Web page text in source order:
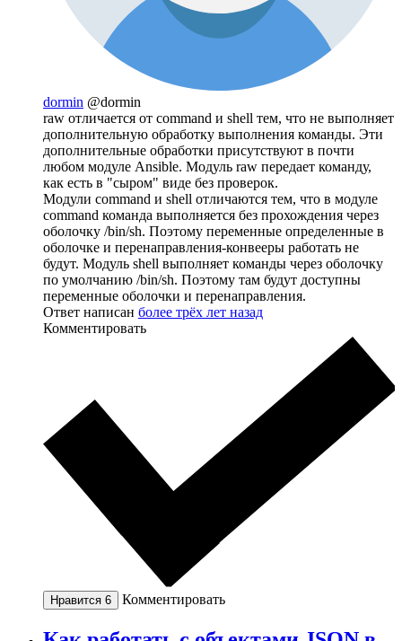
dormin @dormin
raw отличается от command и shell тем, что не выполняет
дополнительную обработку выполнения команды. Эти
дополнительные обработки присутствуют в почти
любом модуле Ansible. Модуль raw передает команду,
как есть в "сыром" виде без проверок.
Модули command и shell отличаются тем, что в модуле
command команда выполняется без прохождения через
оболочку /bin/sh. Поэтому переменные определенные в
оболочке и перенаправления-конвееры работать не
будут. Модуль shell выполняет команды через оболочку
по умолчанию /bin/sh. Поэтому там будут доступны
переменные оболочки и перенаправления.
Ответ написан более трёх лет назад
Комментировать
Нравится 6 Комментировать